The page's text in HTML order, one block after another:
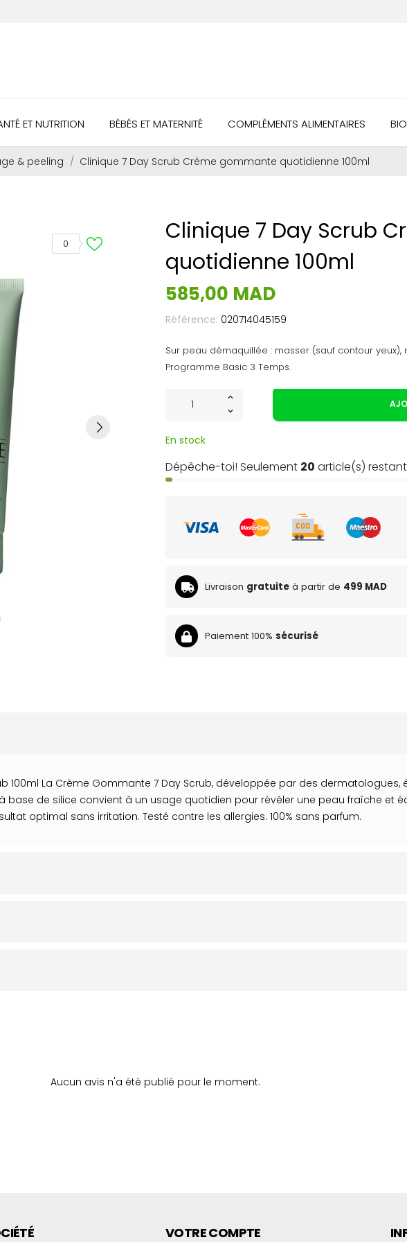
ET NUTRITION BÉBÉS ET MATERNITÉ COMPLÉMENTS ALIMENTAIRES
& peeling Clinique 7 Day Scrub Crème gommante quotidienne 100ml
0
Clinique 7 Day Scrub
quotidienne 100ml
585,00 MAD
Référence: 020714045159
Sur peau démaquillée : masser (sauf contour
Programme Basic 3 Temps.
En stock
Dépêche-toi! Seulement 20 article(s)
Livraison gratuite à partir de 499 MAD
Paiement 100% sécurisé
100ml La Crème Gommante 7 Day Scrub, développée par des dermatologues,
base de silice convient à un usage quotidien pour révéler une peau fraîche et
optimal sans irritation. Testé contre les allergies. 100% sans parfum.
Aucun avis n'a été publié pour le moment.
VOTRE COMPTE